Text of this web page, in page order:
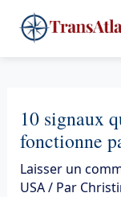
au
contenu
10 signaux
fonctionne
Laisser un
USA/ Par